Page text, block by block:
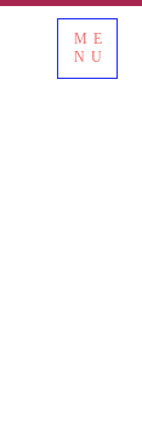
ME
NU